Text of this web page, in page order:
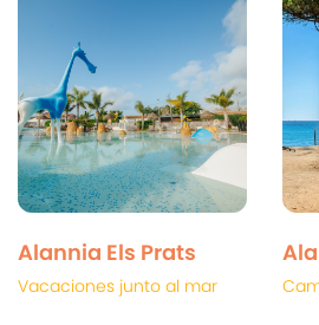
Alannia Els Prats
Vacaciones junto al mar